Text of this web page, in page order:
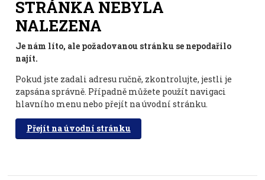
STRÁNKA NEBYLA
NALEZENA
Je nám líto, ale požadovanou stránku se nepodařilo
najít.
Pokud jste zadali adresu ručně, zkontrolujte, jestli je
zapsána správně. Případně můžete použít navigaci
hlavního menu nebo přejít na úvodní stránku.
Přejít na úvodní stránku